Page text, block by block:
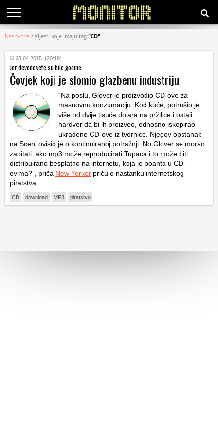
KATEGORIJE
HRVATSKI
WEB
Naslovnica / Vijesti koje imaju tag "CD"
23.04.2015. (20:19)
Jer devedesete su bile godine
Čovjek koji je slomio glazbenu industriju
“Na poslu, Glover je proizvodio CD-ove za
masnovnu konzumaciju. Kod kuće, potrošio je
više od dvije tisuće dolara na pržilice i ostali
hardver da bi ih proizveo, odnosno iskopirao
ukradene CD-ove iz tvornice. Njegov opstanak
na Sceni ovisio je o kontinuiranoj potražnji. No Glover se morao
zapitati: ako mp3 može reproducirati Tupaca i to može biti
distribuirano besplatno na internetu, koja je poanta u CD-
ovima?”, priča New Yorker priču o nastanku internetskog
piratstva.
CD download MP3 piratstvo